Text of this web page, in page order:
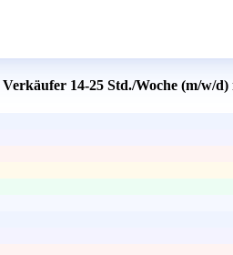
14-25 Std./Woche (m/w/